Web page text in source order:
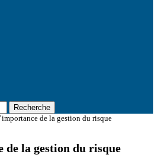
Recherche
de la gestion du risque
de la gestion du risque